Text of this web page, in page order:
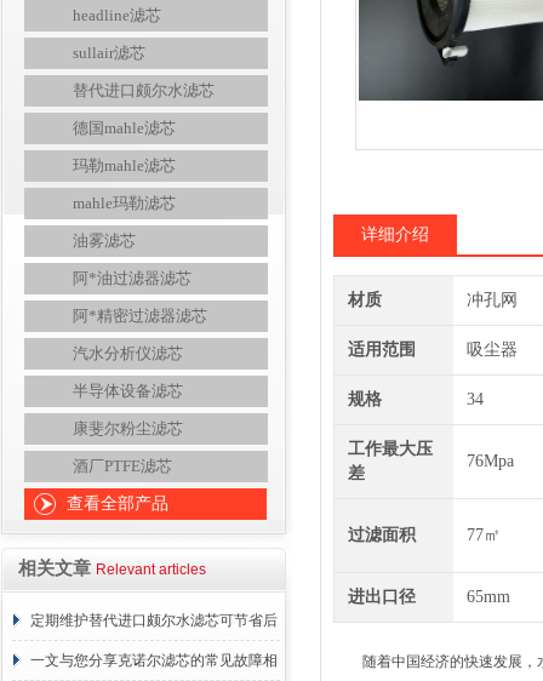
headline滤芯
sullair滤芯
替代进口颇尔水滤芯
德国mahle滤芯
玛勒mahle滤芯
mahle玛勒滤芯
油雾滤芯
阿*油过滤器滤芯
阿*精密过滤器滤芯
汽水分析仪滤芯
半导体设备滤芯
康斐尔粉尘滤芯
酒厂PTFE滤芯
查看全部产品
相关文章 Relevant articles
定期维护替代进口颇尔水滤芯可节省后
续更换成本
一文与您分享克诺尔滤芯的常见故障相
详细介绍
材质 冲孔网
适用范围 吸尘器
规格 34
工作最大压
差
76Mpa
过滤面积 77㎡
进出口径 65mm
随着中国经济的快速发展，水